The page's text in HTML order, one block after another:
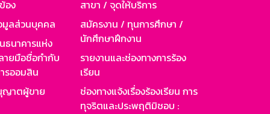
อง
มูลส่วนบุคคล
นาคารแห่ง
ายมือชื่อกำกับ
รออมสิน
ญาตผู้ขาย
สาขา / จุดให้บริการ
สมัครงาน / ทุนการศึกษา /
นักศึกษาฝึกงาน
รายงานและช่องทางการร้อง
เรียน
ช่องทางแจ้งเรื่องร้องเรียน การ
ทุจริตและประพฤติมิชอบ :